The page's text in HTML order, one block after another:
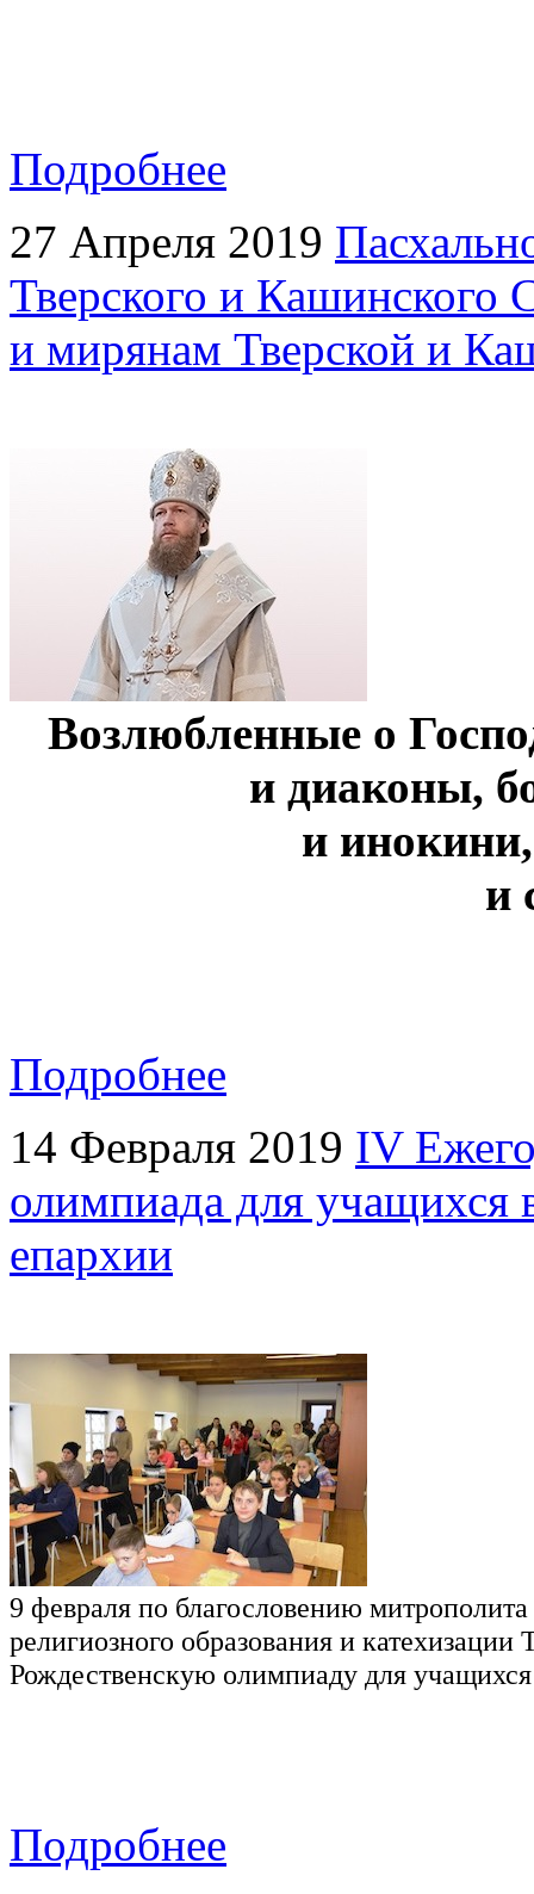
Подробнее
27 Апреля 2019
Тверского и
и мирянам Тверской и
Возлюбленные о
и диаконы,
и
и
Подробнее
14 Февраля 2019 IV
олимпиада для учащихся
епархии
9 февраля по благословению
религиозного образования и
Рождественскую олимпиаду для
Подробнее